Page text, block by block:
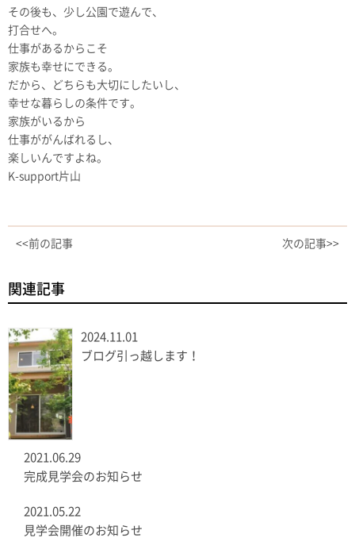
その後も、少し公園で遊んで、
打合せへ。
仕事があるからこそ
家族も幸せにできる。
だから、どちらも大切にしたいし、
幸せな暮らしの条件です。
家族がいるから
仕事ががんばれるし、
楽しいんですよね。
K-support片山
<<前の記事 次の記事>>
関連記事
2024.11.01
ブログ引っ越します！
2021.06.29
完成見学会のお知らせ
2021.05.22
見学会開催のお知らせ